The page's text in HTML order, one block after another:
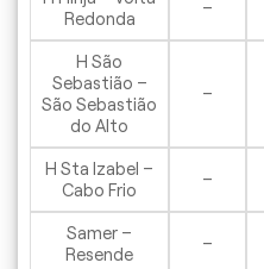
Redonda
–
H São
Sebastião –
São Sebastião
do Alto
–
H Sta Izabel –
Cabo Frio
–
Samer –
Resende
–